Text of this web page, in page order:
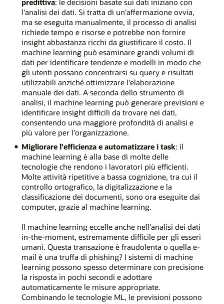
l'analisi dei dati. Si tratta di un'affermazione ovvia,
ma se eseguita manualmente, il processo di analisi
richiede tempo e risorse e potrebbe non fornire
insight abbastanza ricchi da giustificare il costo. Il
machine learning può esaminare grandi volumi di
dati per identificare tendenze e modelli in modo che
gli utenti possano concentrarsi su query e risultati
utilizzabili anziché ottimizzare l'elaborazione
manuale dei dati. A seconda dello strumento di
analisi, il machine learning può generare previsioni e
identificare insight difficili da trovare nei dati,
consentendo una maggiore profondità di analisi e
più valore per l'organizzazione.
Migliorare l'efficienza e automatizzare i task: il
machine learning è alla base di molte delle
tecnologie che rendono i lavoratori più efficienti.
Molte attività ripetitive a bassa cognizione, tra cui il
controllo ortografico, la digitalizzazione e la
classificazione dei documenti, sono ora eseguite dai
computer, grazie al machine learning.
Il machine learning eccelle anche nell'analisi dei dati
in-the-moment, estremamente difficile per gli esseri
umani. Questa transazione è fraudolenta o quella e-
mail è una truffa di phishing? I sistemi di machine
learning possono spesso determinare con precisione
la risposta in pochi secondi e adottare
automaticamente le misure appropriate.
Combinando le tecnologie ML, le previsioni possono